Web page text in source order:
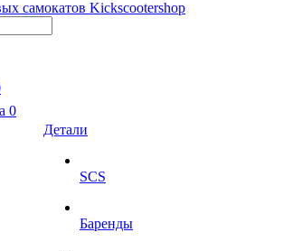
0
Детали
SCS
Баренды